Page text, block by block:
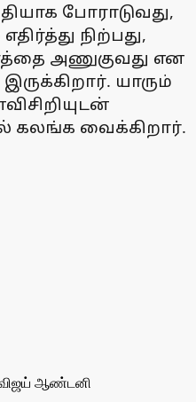
போராடுவது,
நிற்பது,
அணுகுவது என
இருக்கிறார். யாரும்
கலங்க வைக்கிறார்.